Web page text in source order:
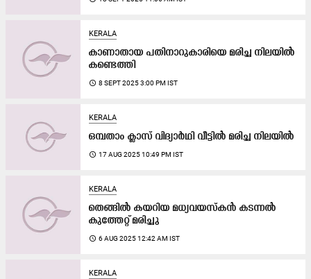
KERALA
കാണാതായ പതിനാറുകാരിയെ മരിച്ച നിലയില്‍
കണ്ടെത്തി
access_time 8 SEPT 2025 3:00 PM IST
KERALA
ഒമ്പതാം ക്ലാസ് വിദ്യാർഥി വീട്ടിൽ മരിച്ച നിലയിൽ
access_time 17 AUG 2025 10:49 PM IST
KERALA
തെങ്ങിൽ കയറിയ മധ്യവയസ്‌കൻ കടന്നൽ
കുത്തേറ്റ് മരിച്ചു
access_time 6 AUG 2025 12:42 AM IST
KERALA